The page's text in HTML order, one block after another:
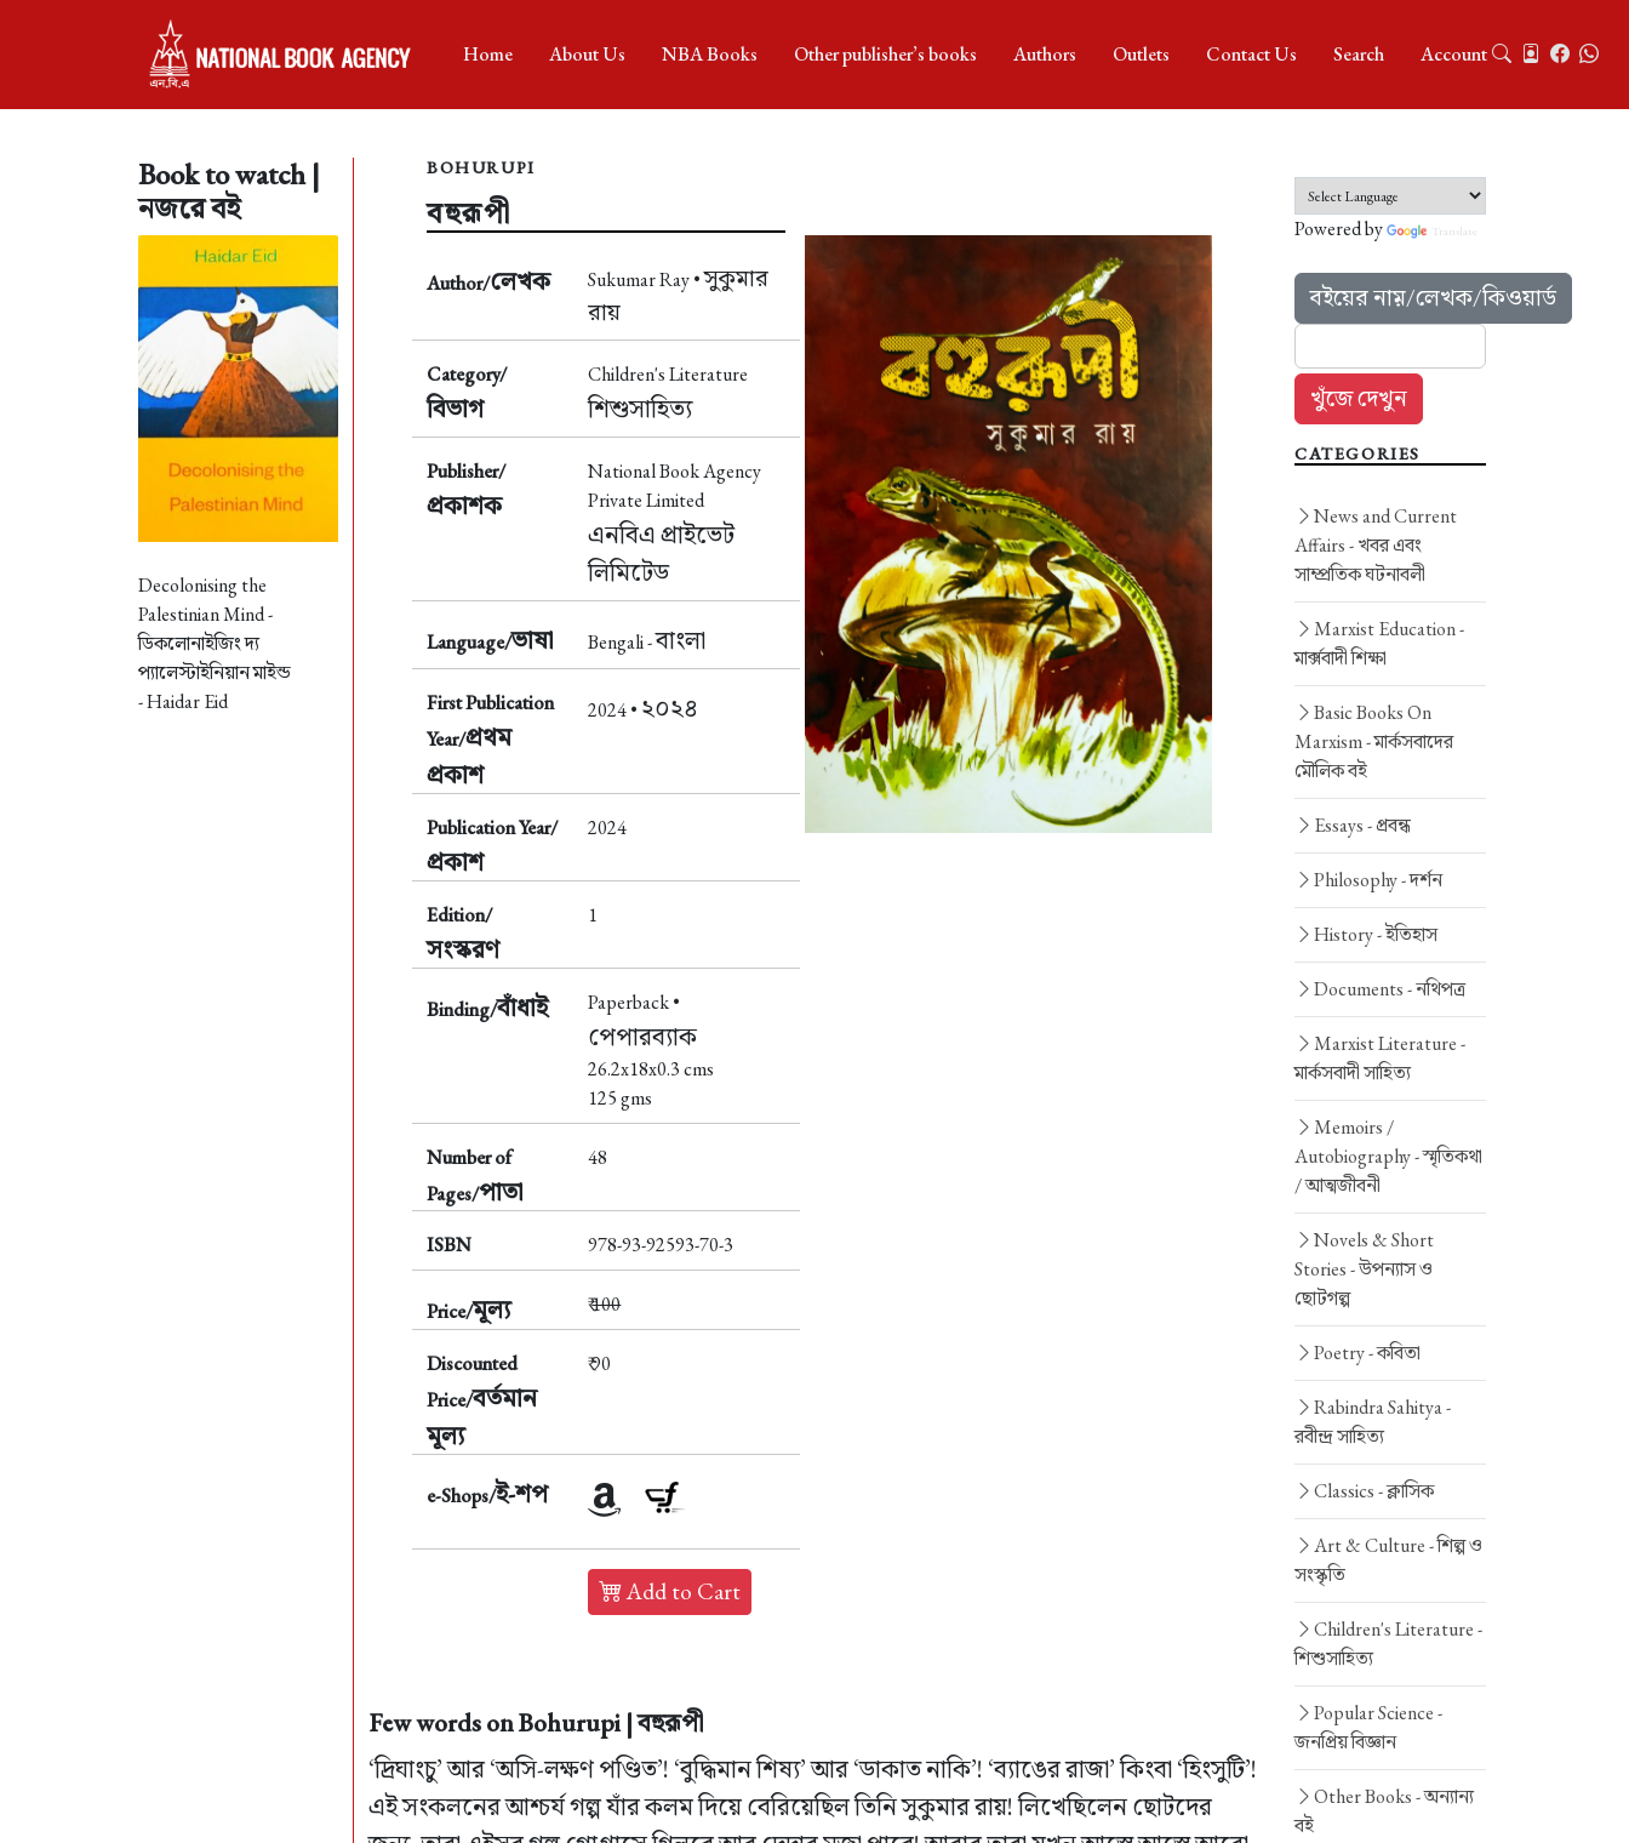
Home About Us NBA Books Other publisher’s books Authors Outlets Contact Us Search Account
Book to watch |
নজরে বই
Decolonising the
Palestinian Mind -
ডিকলোনাইজিং দ্য
প্যালেস্টাইনিয়ান মাইন্ড
- Haidar Eid
BOHURUPI
বহুরূপী
Author/লেখক Sukumar Ray •সুকুমার
রায়
Category/
বিভাগ
Children's Literature
শিশুসাহিত্য
Publisher/
প্রকাশক
National Book Agency
Private Limited
এনবিএ প্রাইভেট
লিমিটেড
Language/ভাষা Bengali -বাংলা
First Publication
Year/প্রথম
প্রকাশ
2024 • ২০২৪
Publication Year/
প্রকাশ
2024
Edition/
সংস্করণ
1
Binding/বাঁধাই Paperback •
পেপারব্যাক
26.2x18x0.3 cms
125 gms
Number of
Pages/পাতা
48
ISBN 978-93-92593-70-3
Price/মূল্য ₹100
Discounted
Price/বর্তমান
মূল্য
₹ 90
e-Shops/ই-শপ
Add to Cart
Few words on Bohurupi | বহুরূপী
‘দ্রিঘাংচু’ আর ‘অসি-লক্ষণ পণ্ডিত’! ‘বুদ্ধিমান শিষ্য’ আর ‘ডাকাত নাকি’! ‘ব্যাঙের রাজা’ কিংবা ‘হিংসুটি’!
এই সংকলনের আশ্চর্য গল্প যাঁর কলম দিয়ে বেরিয়েছিল তিনি সুকুমার রায়! লিখেছিলেন ছোটদের
Powered by Translate
বইয়ের নাম়/লেখক/কিওয়ার্ড
CATEGORIES
News and Current
Affairs -খবর এবং
সাম্প্রতিক ঘটনাবলী
Marxist Education -
মার্ক্সবাদী শিক্ষা
Basic Books On
Marxism -মার্কসবাদের
মৌলিক বই
Essays -প্রবন্ধ
Philosophy -দর্শন
History -ইতিহাস
Documents -নথিপত্র
Marxist Literature -
মার্কসবাদী সাহিত্য
Memoirs /
Autobiography -স্মৃতিকথা
/ আত্মজীবনী
Novels & Short
Stories -উপন্যাস ও
ছোটগল্প
Poetry -কবিতা
Rabindra Sahitya -
রবীন্দ্র সাহিত্য
Classics -ক্লাসিক
Art & Culture -শিল্প ও
সংস্কৃতি
Children's Literature -
শিশুসাহিত্য
Popular Science -
জনপ্রিয় বিজ্ঞান
Other Books -অন্যান্য
বই